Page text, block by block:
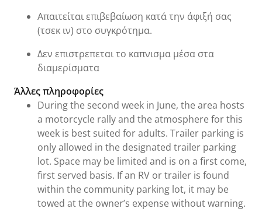
Απαιτείται επιβεβαίωση κατά την άφιξή σας
(τσεκ ιν) στο συγκρότημα.
Δεν επιστρεπεται το καπνισμα μέσα στα
διαμερίσματα
Άλλες πληροφορίες
During the second week in June, the area hosts
a motorcycle rally and the atmosphere for this
week is best suited for adults. Trailer parking is
only allowed in the designated trailer parking
lot. Space may be limited and is on a first come,
first served basis. If an RV or trailer is found
within the community parking lot, it may be
towed at the owner’s expense without warning.